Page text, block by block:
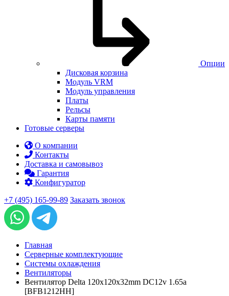
Опции
Дисковая корзина
Модуль VRM
Модуль управления
Платы
Рельсы
Карты памяти
Готовые серверы
О компании
Контакты
Доставка и самовывоз
Гарантия
Конфигуратор
+7 (495) 165-99-89 Заказать звонок
Главная
Серверные комплектующие
Системы охлаждения
Вентиляторы
Вентилятор Delta 120x120x32mm DC12v 1.65a
[BFB1212HH]